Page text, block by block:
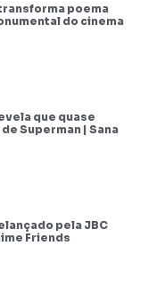
poema
do cinema
que quase
Superman | Sana
pela JBC
Friends